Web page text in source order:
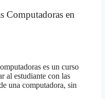
Computadoras en
es un curso
al estudiante con las
una computadora, sin